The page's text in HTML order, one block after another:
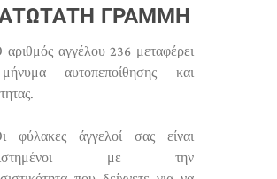
ΓΡΑΜΜΉ
αριθμός αγγέλου 236 μεταφέρει
αυτοπεποίθησης και
φύλακες άγγελοί σας είναι
με την